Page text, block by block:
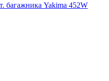
багажника Yakima 452W